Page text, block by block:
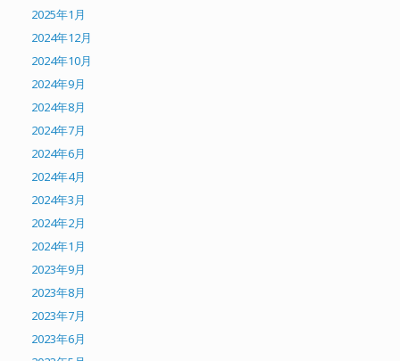
2025年1月
2024年12月
2024年10月
2024年9月
2024年8月
2024年7月
2024年6月
2024年4月
2024年3月
2024年2月
2024年1月
2023年9月
2023年8月
2023年7月
2023年6月